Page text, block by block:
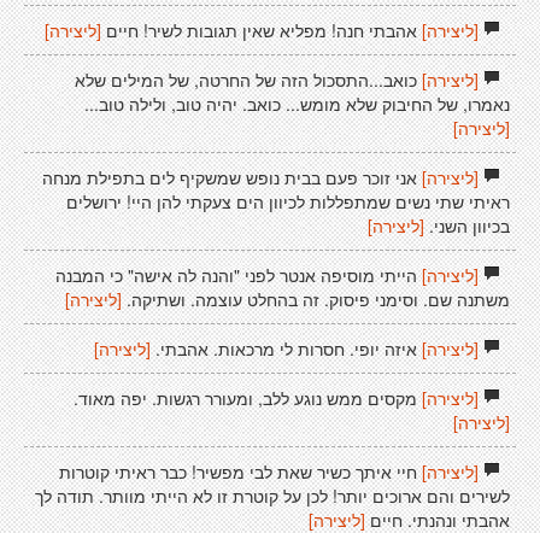
[ליצירה]אהבתי חנה! מפליא שאין תגובות לשיר! חיים [ליצירה]
[ליצירה]כואב...התסכול הזה של החרטה, של המילים שלא
נאמרו, של החיבוק שלא מומש... כואב. יהיה טוב, ולילה טוב...
[ליצירה]
[ליצירה]אני זוכר פעם בבית נופש שמשקיף לים בתפילת מנחה
ראיתי שתי נשים שמתפללות לכיוון הים צעקתי להן היי! ירושלים
בכיוון השני. [ליצירה]
[ליצירה]הייתי מוסיפה אנטר לפני "והנה לה אישה" כי המבנה
משתנה שם. וסימני פיסוק. זה בהחלט עוצמה. ושתיקה. [ליצירה]
[ליצירה]איזה יופי. חסרות לי מרכאות. אהבתי. [ליצירה]
[ליצירה]מקסים ממש נוגע ללב, ומעורר רגשות. יפה מאוד.
[ליצירה]
[ליצירה]חיי איתך כשיר שאת לבי מפשיר! כבר ראיתי קוטרות
לשירים והם ארוכים יותר! לכן על קוטרת זו לא הייתי מוותר. תודה לך
אהבתי ונהנתי. חיים[ליצירה]